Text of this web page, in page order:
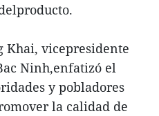
Khai, vicepresidente
Ninh,enfatizó el
y pobladores
la calidad de